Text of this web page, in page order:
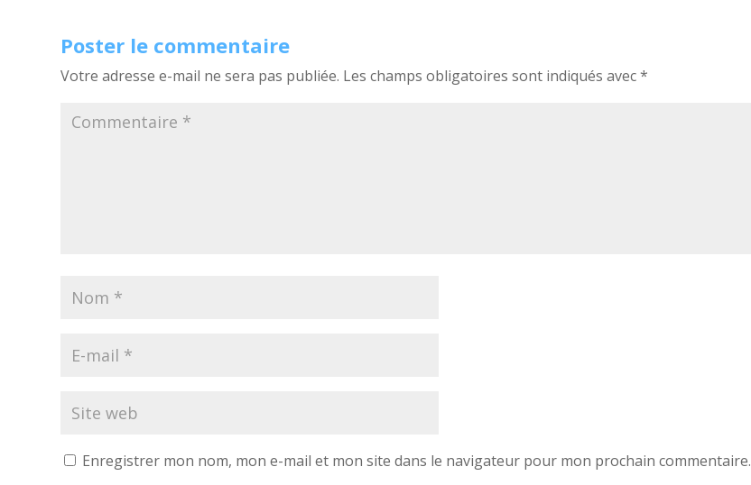
Poster le commentaire
Votre adresse e-mail ne sera pas publiée. Les champs obligatoires sont indiqués avec*
Enregistrer mon nom, mon e-mail et mon site dans le navigateur pour mon prochain commentaire.